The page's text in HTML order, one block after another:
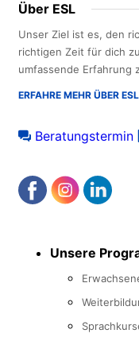
Über ESL
Unser Ziel ist es, den
richtigen Zeit für dich
umfassende Erfahrung
ERFAHRE MEHR ÜBER ESL
Beratungstermin
menu Unsere